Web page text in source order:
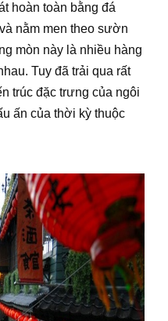
hoàn toàn bằng đá
nằm men theo sườn
mòn này là nhiều hàng
Tuy đã trải qua rất
trúc đặc trưng của ngôi
ấn của thời kỳ thuộc